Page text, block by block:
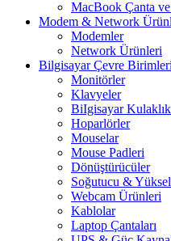
MacBook Çanta ve
Modem & Network
Modemler
Network Ürünleri
Bilgisayar Çevre Birimleri
Monitörler
Klavyeler
BiIgisayar
Hoparlörler
Mouselar
Mouse Padleri
Dönüştürücüler
Soğutucu &
Webcam Ürünleri
Kablolar
Laptop Çantaları